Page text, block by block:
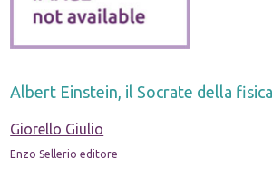
Albert Einstein, il Socrate della fisica
Giorello Giulio
Enzo Sellerio editore